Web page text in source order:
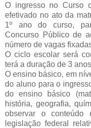
O ingresso no Curso
efetivado no ato da
1º ano do curso,
Concurso Público de
número de vagas
O ciclo escolar será
terá a duração de 3
O ensino básico, em
do aluno para o
do ensino básico
história, geografia,
observar o
legislação federal